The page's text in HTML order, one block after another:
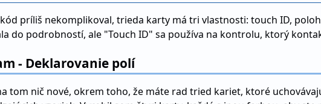
príliš nekomplikoval, trieda karty má tri vlastnosti: touch ID,
do podrobností, ale "Touch ID" sa používa na kontrolu, ktorý
- Deklarovanie polí
tom nič nové, okrem toho, že máte rad tried kariet, ktoré